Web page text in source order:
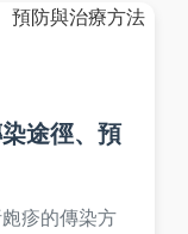
途徑、預
疹的傳染方